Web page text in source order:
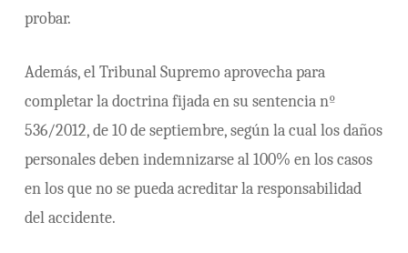
probar.
Además, el Tribunal Supremo aprovecha para
completar la doctrina fijada en su sentencia nº
536/2012, de 10 de septiembre, según la cual los daños
personales deben indemnizarse al 100% en los casos
en los que no se pueda acreditar la responsabilidad
del accidente.